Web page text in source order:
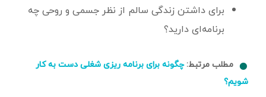
برای داشتن زندگی سالم از نظر جسمی و روحی چه
برنامه‌ای دارید؟
مطلب مرتبط:چگونه برای برنامه ریزی شغلی دست به کار
شویم؟